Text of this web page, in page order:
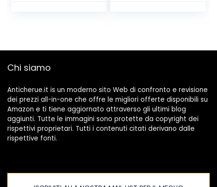
Chi siamo
Anticherue.it is un moderno sito Web di confronto e revisione
dei prezzi all-in-one che offre le migliori offerte disponibili su
Amazon e ti tiene aggiornato attraverso gli ultimi blog
aggiunti. Tutte le immagini sono protette da copyright dei
rispettivi proprietari. Tutti i contenuti citati derivano dalle
rispettive fonti.